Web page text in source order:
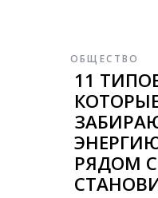
ОБЩЕСТВО
11
РЯДОМ